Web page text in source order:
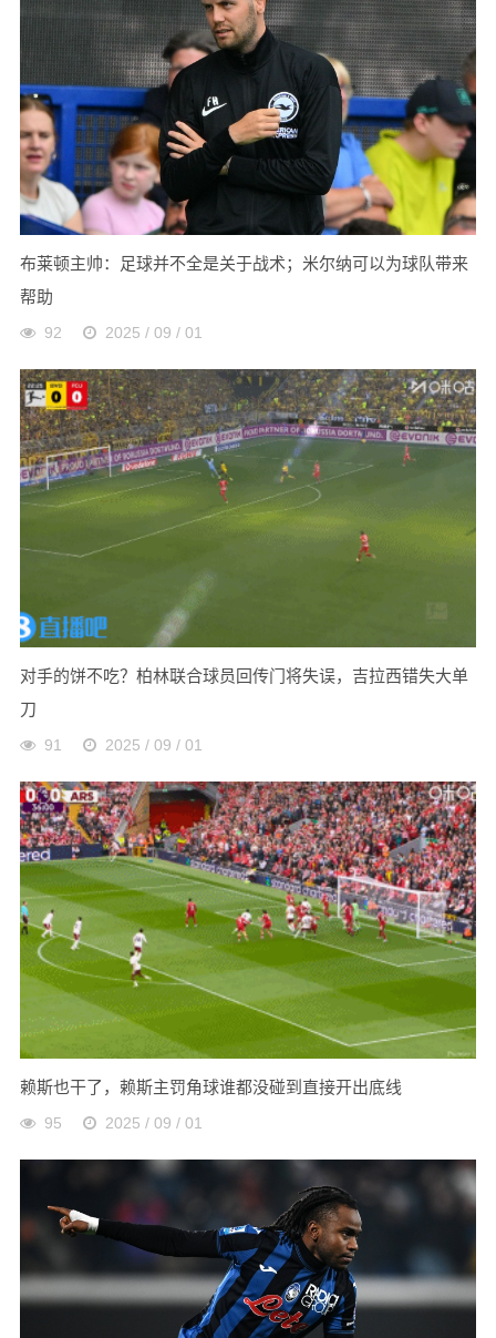
布莱顿主帅：足球并不全是关于战术；米尔纳可以为球队带来
帮助
92 2025 / 09 / 01
对手的饼不吃？柏林联合球员回传门将失误，吉拉西错失大单
刀
91 2025 / 09 / 01
赖斯也干了，赖斯主罚角球谁都没碰到直接开出底线
95 2025 / 09 / 01